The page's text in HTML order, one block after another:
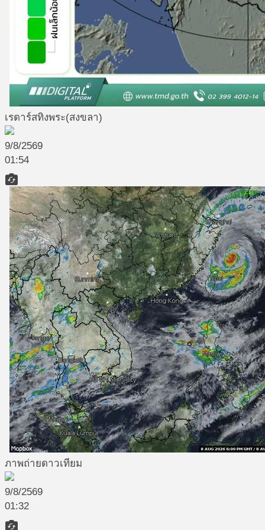
เรดาร์สทิงพระ(สงขลา)
9/8/2569
01:54
flip_camera_ios
ภาพถ่ายดาวเทียม
9/8/2569
01:32
flip_camera_ios